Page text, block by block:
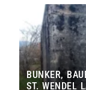
BUNKER,
ST. WENDEL